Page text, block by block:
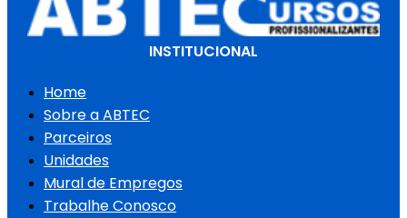
INSTITUCIONAL
Home
Sobre a ABTEC
Parceiros
Unidades
Mural de Empregos
Trabalhe Conosco